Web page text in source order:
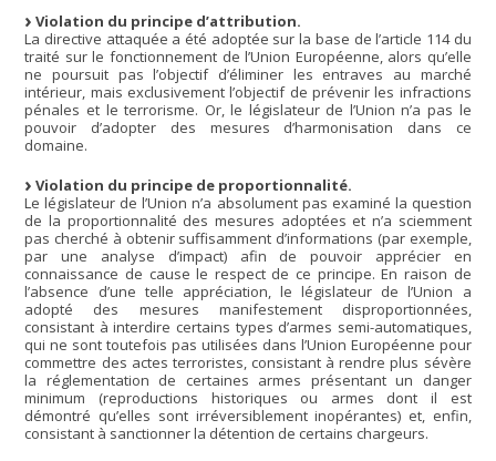
Violation du principe d’attribution.
La directive attaquée a été adoptée sur la base de l’article 114 du
traité sur le fonctionnement de l’Union Européenne, alors qu’elle
ne poursuit pas l’objectif d’éliminer les entraves au marché
intérieur, mais exclusivement l’objectif de prévenir les infractions
pénales et le terrorisme. Or, le législateur de l’Union n’a pas le
pouvoir d’adopter des mesures d’harmonisation dans ce
domaine.
Violation du principe de proportionnalité.
Le législateur de l’Union n’a absolument pas examiné la question
de la proportionnalité des mesures adoptées et n’a sciemment
pas cherché à obtenir suffisamment d’informations (par exemple,
par une analyse d’impact) afin de pouvoir apprécier en
connaissance de cause le respect de ce principe. En raison de
l’absence d’une telle appréciation, le législateur de l’Union a
adopté des mesures manifestement disproportionnées,
consistant à interdire certains types d’armes semi-automatiques,
qui ne sont toutefois pas utilisées dans l’Union Européenne pour
commettre des actes terroristes, consistant à rendre plus sévère
la réglementation de certaines armes présentant un danger
minimum (reproductions historiques ou armes dont il est
démontré qu’elles sont irréversiblement inopérantes) et, enfin,
consistant à sanctionner la détention de certains chargeurs.